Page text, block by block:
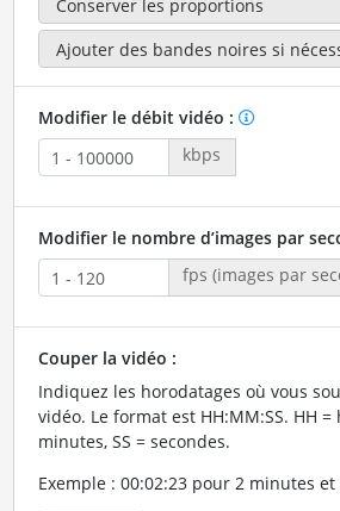
Modifier le débit vidéo :
kbps
Modifier le nombre d’images par
fps (images par
Couper la vidéo :
Indiquez les horodatages où vous
vidéo. Le format est HH:MM:SS. HH =
minutes, SS = secondes.
Exemple : 00:02:23 pour 2 minutes et